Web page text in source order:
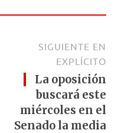
SIGUIENTE EN
EXPLÍCITO
La oposición
buscará este
miércoles en el
Senado la media